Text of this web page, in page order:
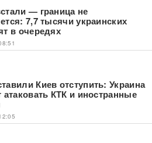
— граница не
7,7 тысячи украинских
в очередях
Киев отступить: Украина
атаковать КТК и иностранные